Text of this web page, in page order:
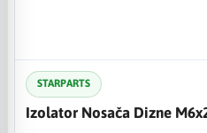
STARPARTS
Izolator Nosača Dizne